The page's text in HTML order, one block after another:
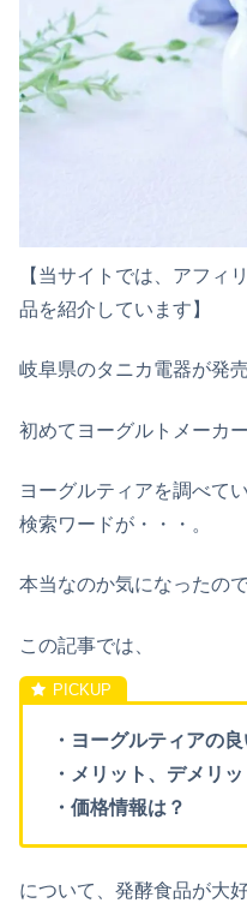
【当サイトでは、アフィ
品を紹介しています】
岐阜県のタニカ電器が発
初めてヨーグルトメーカ
ヨーグルティアを調べて
検索ワードが・・・。
本当なのか気になったの
この記事では、
・ヨーグルティアの
・メリット、デメリ
・価格情報は？
について、発酵食品が大